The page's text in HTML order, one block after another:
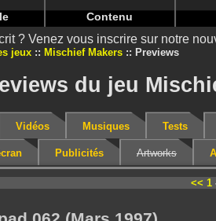
Contenu
? Venez vous inscrire sur notre
jeux Mischief Makers Previews
du jeu
Vidéos Musiques Tests
Publicités Artworks
<< 1